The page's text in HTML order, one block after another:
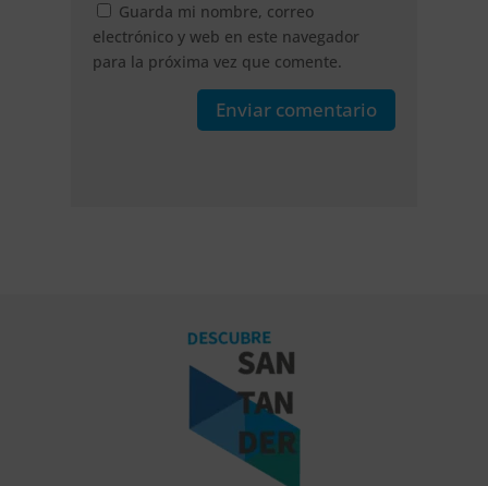
Guarda mi nombre, correo
electrónico y web en este navegador
para la próxima vez que comente.
Enviar comentario